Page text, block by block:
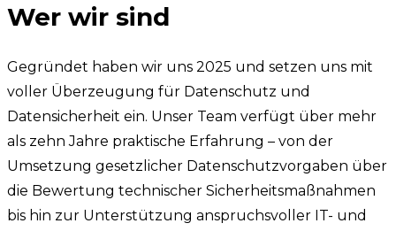
Wer wir sind
Gegründet haben wir uns 2025 und setzen uns mit
voller Überzeugung für Datenschutz und
Datensicherheit ein. Unser Team verfügt über mehr
als zehn Jahre praktische Erfahrung – von der
Umsetzung gesetzlicher Datenschutzvorgaben über
die Bewertung technischer Sicherheitsmaßnahmen
bis hin zur Unterstützung anspruchsvoller IT- und